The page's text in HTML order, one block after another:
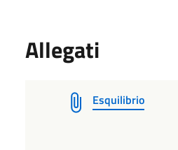
Allegati
Esquilibrio